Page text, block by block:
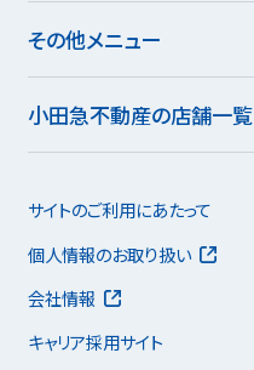
その他メニュー
小田急不動産の店舗一覧
サイトのご利用にあたって
個人情報のお取り扱い
会社情報
キャリア採用サイト